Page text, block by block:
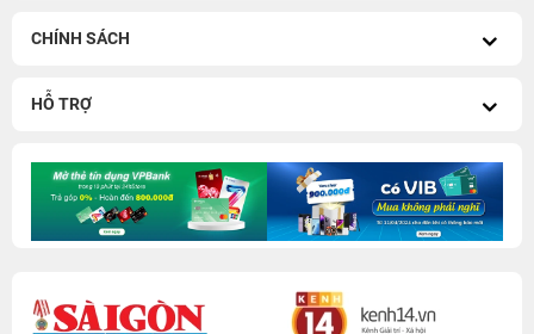
CHÍNH SÁCH
HỖ TRỢ